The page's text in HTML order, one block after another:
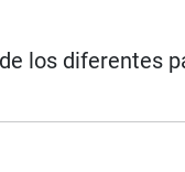
los diferentes